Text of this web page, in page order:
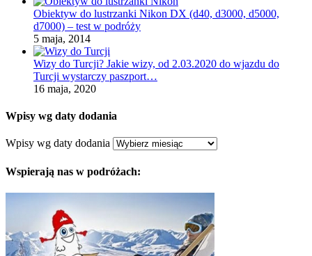
Obiektyw do lustrzanki Nikon DX (d40, d3000, d5000,
d7000) – test w podróży
5 maja, 2014
Wizy do Turcji? Jakie wizy, od 2.03.2020 do wjazdu do
Turcji wystarczy paszport…
16 maja, 2020
Wpisy wg daty dodania
Wpisy wg daty dodania
Wspierają nas w podróżach: